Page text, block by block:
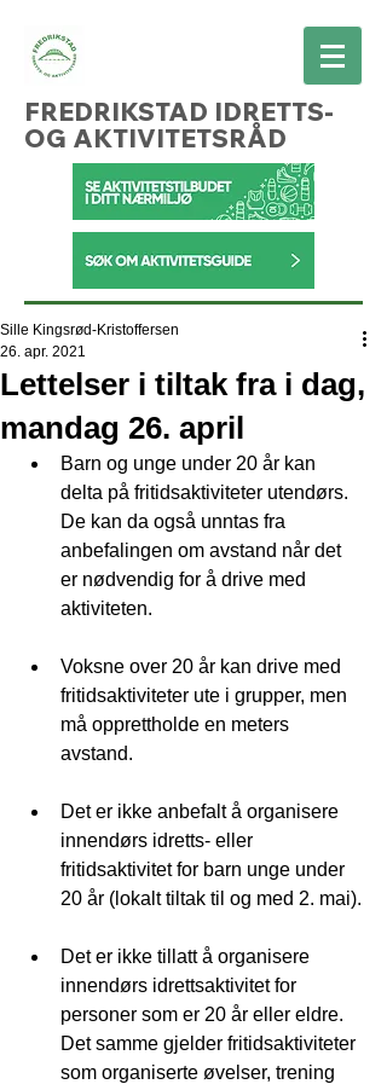
FREDRIKSTAD IDRETTS-
OG AKTIVITETSRÅD
Lettelser i tiltak fra i dag,
mandag 26. april
Sille Kingsrød-Kristoffersen
26. apr. 2021
Barn og unge under 20 år kan
delta på fritidsaktiviteter utendørs.
De kan da også unntas fra
anbefalingen om avstand når det
er nødvendig for å drive med
aktiviteten.
Voksne over 20 år kan drive med
fritidsaktiviteter ute i grupper, men
må opprettholde en meters
avstand.
Det er ikke anbefalt å organisere
innendørs idretts- eller
fritidsaktivitet for barn unge under
20 år (lokalt tiltak til og med 2. mai).
Det er ikke tillatt å organisere
innendørs idrettsaktivitet for
personer som er 20 år eller eldre.
Det samme gjelder fritidsaktiviteter
som organiserte øvelser, trening